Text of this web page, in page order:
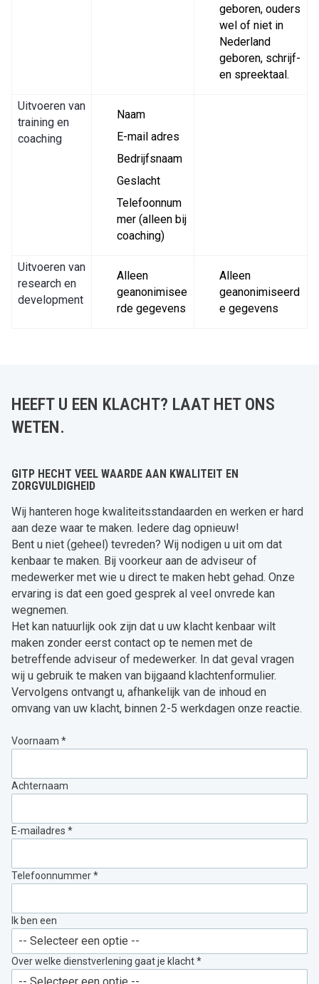
geboren, ouders
wel of niet in
Nederland
geboren, schrijf-
en spreektaal.
Uitvoeren van
training en
coaching
Naam
E-mail adres
Bedrijfsnaam
Geslacht
Telefoonnum
mer (alleen bij
coaching)
Uitvoeren van
research en
development
Alleen
geanonimisee
rde gegevens
Alleen
geanonimiseerd
e gegevens
HEEFT U EEN KLACHT? LAAT HET ONS
WETEN.
GITP HECHT VEEL WAARDE AAN KWALITEIT EN
ZORGVULDIGHEID
Wij hanteren hoge kwaliteitsstandaarden en werken er hard
aan deze waar te maken. Iedere dag opnieuw!
Bent u niet (geheel) tevreden? Wij nodigen u uit om dat
kenbaar te maken. Bij voorkeur aan de adviseur of
medewerker met wie u direct te maken hebt gehad. Onze
ervaring is dat een goed gesprek al veel onvrede kan
wegnemen.
Het kan natuurlijk ook zijn dat u uw klacht kenbaar wilt
maken zonder eerst contact op te nemen met de
betreffende adviseur of medewerker. In dat geval vragen
wij u gebruik te maken van bijgaand klachtenformulier.
Vervolgens ontvangt u, afhankelijk van de inhoud en
omvang van uw klacht, binnen 2-5 werkdagen onze reactie.
Voornaam *
Achternaam
E-mailadres *
Telefoonnummer *
Ik ben een
Over welke dienstverlening gaat je klacht *